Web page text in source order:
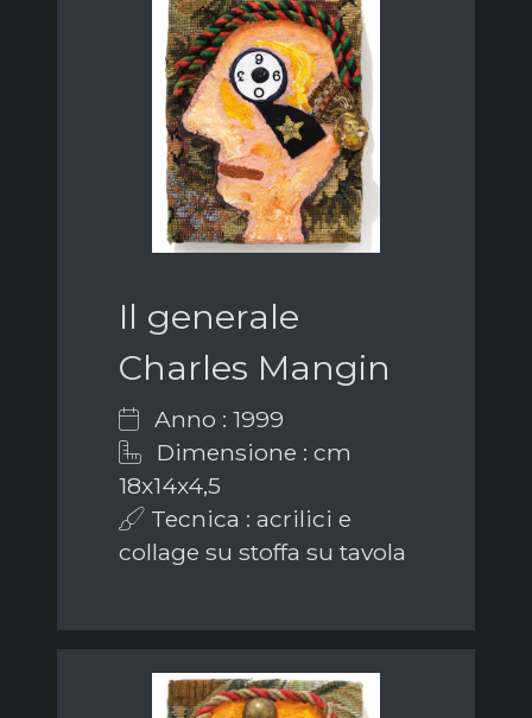
Il generale
Charles Mangin
Anno : 1999
Dimensione : cm
18x14x4,5
Tecnica : acrilici e
collage su stoffa su tavola